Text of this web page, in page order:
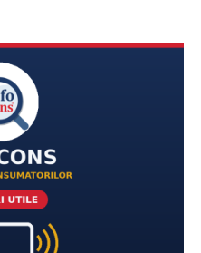
– gama de modele,